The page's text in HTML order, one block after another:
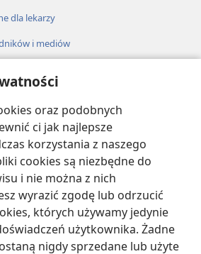
oraz podobnych
ci jak najlepsze
korzystania z naszego
cookies są niezbędne do
i nie można z nich
wyrazić zgodę lub odrzucić
których używamy jedynie
użytkownika. Żadne
nigdy sprzedane lub użyte
dla lekarzy
i mediów
Strażnicy